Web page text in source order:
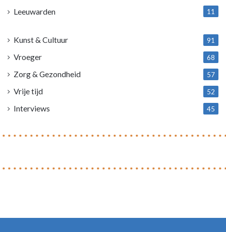
Leeuwarden
11
Kunst & Cultuur 91
Vroeger 68
Zorg & Gezondheid 57
Vrije tijd 52
Interviews 45